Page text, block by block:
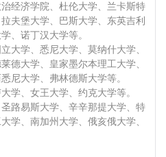
经济学院、杜伦大学、兰卡斯特
夫堡大学、巴斯大学、东英吉利
、诺丁汉大学等。
大学、悉尼大学、莫纳什大学、
德大学、皇家墨尔本理工大学、
尼大学、弗林德斯大学等。
学、女王大学、约克大学等。
路易斯大学、辛辛那提大学、特
学、南加州大学、俄亥俄大学、